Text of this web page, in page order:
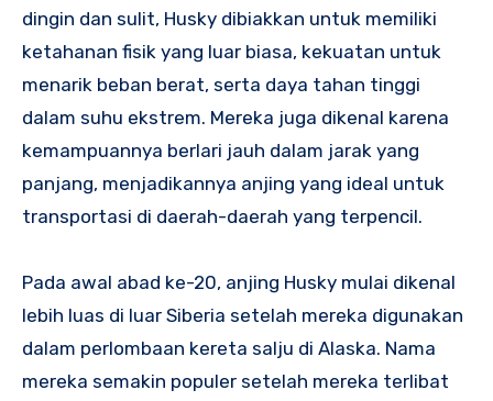
dingin dan sulit, Husky dibiakkan untuk memiliki
ketahanan fisik yang luar biasa, kekuatan untuk
menarik beban berat, serta daya tahan tinggi
dalam suhu ekstrem. Mereka juga dikenal karena
kemampuannya berlari jauh dalam jarak yang
panjang, menjadikannya anjing yang ideal untuk
transportasi di daerah-daerah yang terpencil.
Pada awal abad ke-20, anjing Husky mulai dikenal
lebih luas di luar Siberia setelah mereka digunakan
dalam perlombaan kereta salju di Alaska. Nama
mereka semakin populer setelah mereka terlibat